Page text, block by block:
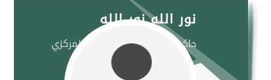
نور الله نور الله
حاكم سابق لمصرف سورية المركزي